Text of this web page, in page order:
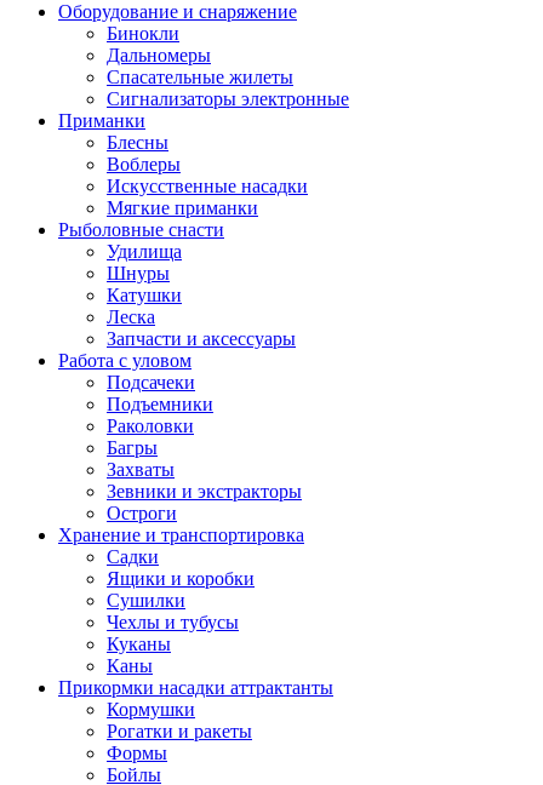
Оборудование и снаряжение
Бинокли
Дальномеры
Спасательные жилеты
Сигнализаторы электронные
Приманки
Блесны
Воблеры
Искусственные насадки
Мягкие приманки
Рыболовные снасти
Удилища
Шнуры
Катушки
Леска
Запчасти и аксессуары
Работа с уловом
Подсачеки
Подъемники
Раколовки
Багры
Захваты
Зевники и экстракторы
Остроги
Хранение и транспортировка
Садки
Ящики и коробки
Сушилки
Чехлы и тубусы
Куканы
Каны
Прикормки насадки аттрактанты
Кормушки
Рогатки и ракеты
Формы
Бойлы